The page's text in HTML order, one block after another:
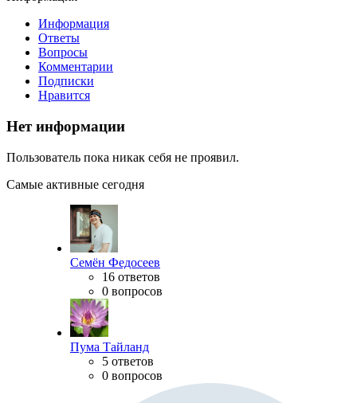
Информация
Ответы
Вопросы
Комментарии
Подписки
Нравится
Нет информации
Пользователь пока никак себя не проявил.
Самые активные сегодня
Семён Федосеев
16 ответов
0 вопросов
Пума Тайланд
5 ответов
0 вопросов